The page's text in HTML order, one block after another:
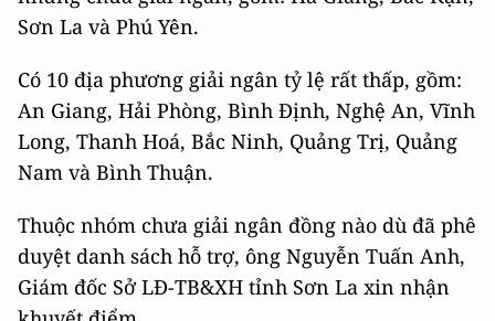
Sơn La và Phú Yên.
Có 10 địa phương giải ngân tỷ lệ rất thấp, gồm:
An Giang, Hải Phòng, Bình Định, Nghệ An, Vĩnh
Long, Thanh Hoá, Bắc Ninh, Quảng Trị, Quảng
Nam và Bình Thuận.
Thuộc nhóm chưa giải ngân đồng nào dù đã phê
duyệt danh sách hỗ trợ, ông Nguyễn Tuấn Anh,
Giám đốc Sở LĐ-TB&XH tỉnh Sơn La xin nhận